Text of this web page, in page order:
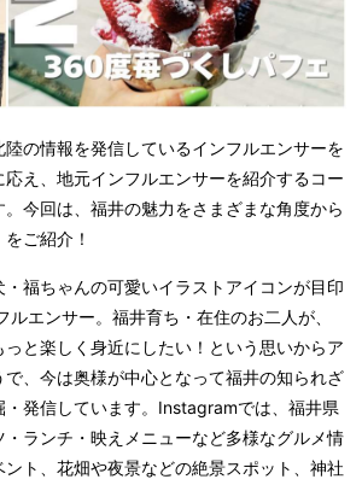
陸の情報を発信しているインフルエンサーを
え、地元インフルエンサーを紹介するコー
今回は、福井の魅力をさまざまな角度から
ご紹介！
・福ちゃんの可愛いイラストアイコンが目印
エンサー。福井育ち・在住のお二人が、
と楽しく身近にしたい！という思いからア
、今は奥様が中心となって福井の知られざ
・発信しています。Instagramでは、福井県
ランチ・映えメニューなど多様なグルメ情
ト、花畑や夜景などの絶景スポット、神社